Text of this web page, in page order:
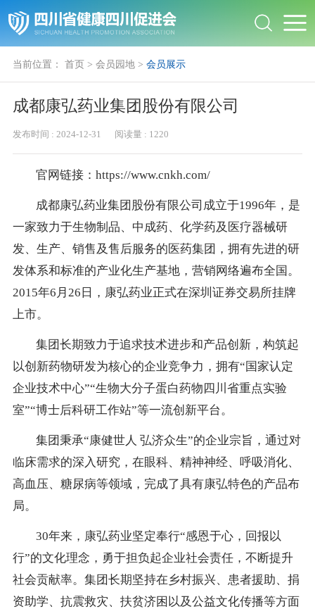
当前位置： 首页 > 会员园地 > 会员展示
成都康弘药业集团股份有限公司
发布时间 : 2024-12-31 阅读量 : 1220
官网链接：https://www.cnkh.com/
成都康弘药业集团股份有限公司成立于1996年，是
一家致力于生物制品、中成药、化学药及医疗器械研
发、生产、销售及售后服务的医药集团，拥有先进的研
发体系和标准的产业化生产基地，营销网络遍布全国。
2015年6 月 26 日，康弘药业正式在深圳证券交易所挂牌
上市。
集团长期致力于追求技术进步和产品创新，构筑起
以创新药物研发为核心的企业竞争力，拥有“国家认定
企业技术中心”“生物大分子蛋白药物四川省重点实验
室”“博士后科研工作站”等一流创新平台。
集团秉承“康健世人 弘济众生”的企业宗旨，通过对
临床需求的深入研究，在眼科、 精神神经、呼吸消化、
高血压、糖尿病等领域，完成了具有康弘特色的产品布
局。
30年来，康弘药业坚定奉行“感恩于心，回报以
行”的文化理念，勇于担负起企业社会责任，不断提升
社会贡献率。集团长期坚持在乡村振兴、患者援助、捐
资助学、抗震救灾、扶贫济困以及公益文化传播等方面